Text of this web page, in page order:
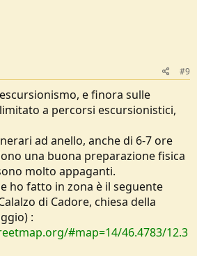
#9
e finora sulle
a percorsi escursionistici,
ad anello, anche di 6-7 ore
una buona preparazione fisica
molto appaganti.
ho fatto in zona è il seguente
di Cadore, chiesa della
:
#map=14/46.4783/12.3